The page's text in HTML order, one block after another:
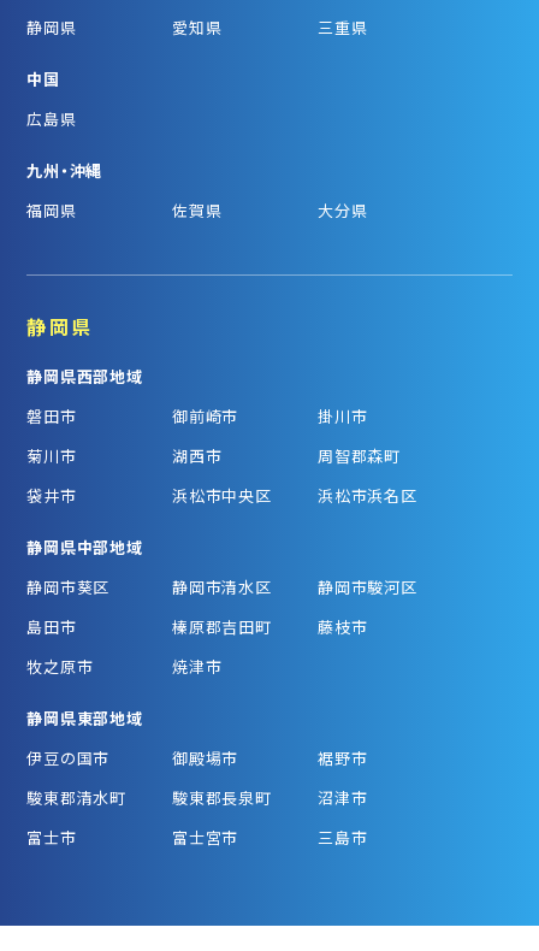
静岡県
愛知県 三重県
中国
広島県
九州・沖縄
福岡県
佐賀県 大分県
静岡県
静岡県西部地域
磐田市
御前崎市
掛川市
菊川市
湖西市
周智郡森町
袋井市
浜松市中央区 浜松市浜名区
静岡県中部地域
静岡市葵区
静岡市清水区
静岡市駿河区
島田市
榛原郡吉田町
藤枝市
牧之原市
焼津市
静岡県東部地域
伊豆の国市
御殿場市
裾野市
駿東郡清水町
駿東郡長泉町
沼津市
富士市
富士宮市 三島市